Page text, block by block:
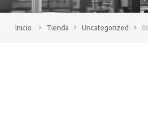
You are here:
Tienda Uncategorized